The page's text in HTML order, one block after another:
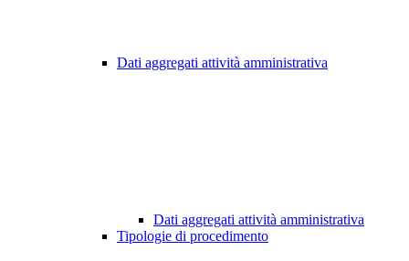
Dati aggregati attività amministrativa
Dati aggregati attività amministrativa
Tipologie di procedimento